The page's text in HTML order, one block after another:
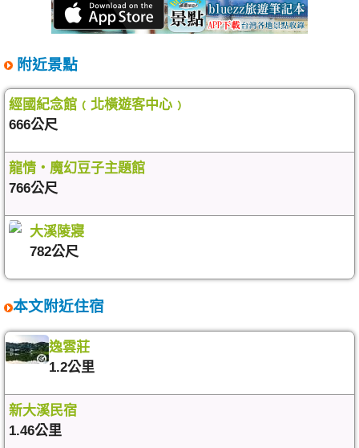
附近景點
經國紀念館﹙北橫遊客中心﹚
666公尺
龍情‧魔幻豆子主題館
766公尺
大溪陵寢
782公尺
本文附近住宿
逸雲莊
1.2公里
新大溪民宿
1.46公里